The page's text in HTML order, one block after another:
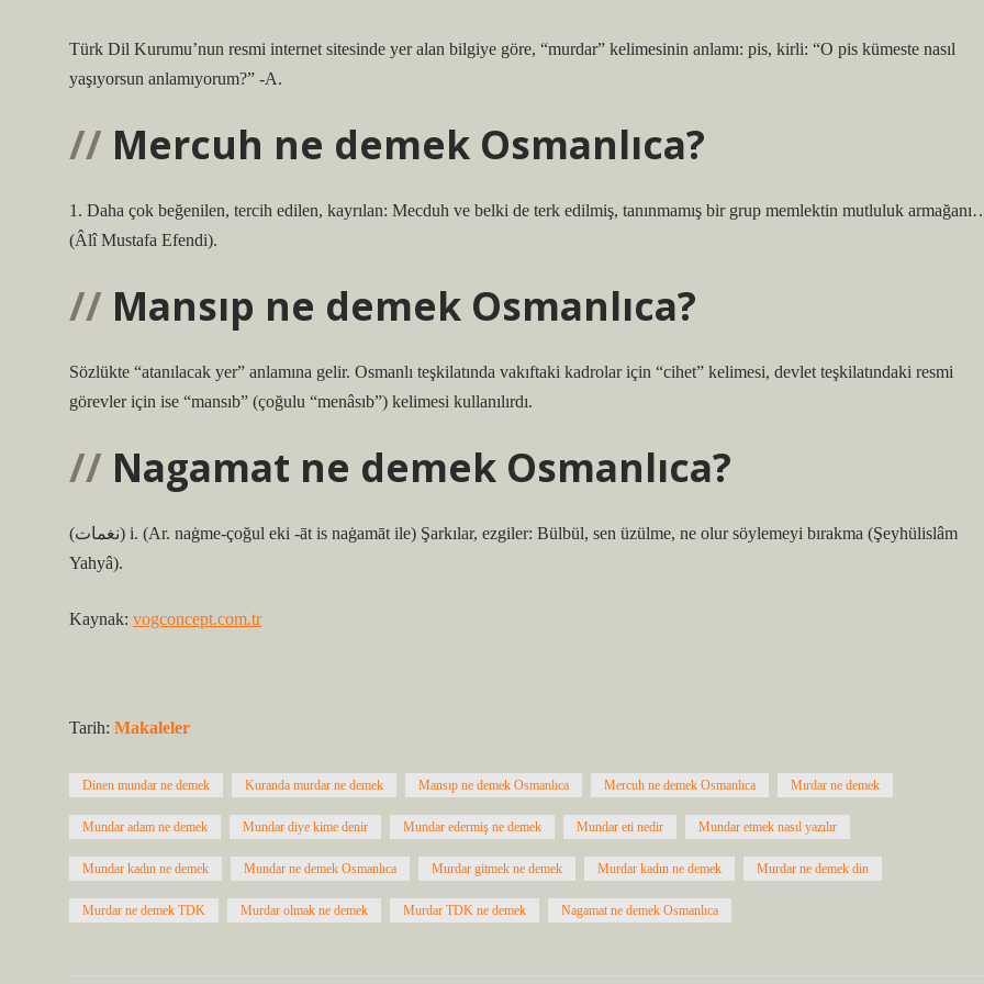
Türk Dil Kurumu’nun resmi internet sitesinde yer alan bilgiye göre, “murdar” kelimesinin anlamı: pis, kirli: “O pis kümeste nasıl
yaşıyorsun anlamıyorum?” -A.
Mercuh ne demek Osmanlıca?
1. Daha çok beğenilen, tercih edilen, kayrılan: Mecduh ve belki de terk edilmiş, tanınmamış bir grup memlektin mutluluk
(Âlî Mustafa Efendi).
Mansıp ne demek Osmanlıca?
Sözlükte “atanılacak yer” anlamına gelir. Osmanlı teşkilatında vakıftaki kadrolar için “cihet” kelimesi, devlet teşkilatındaki resmi
görevler için ise “mansıb” (çoğulu “menâsıb”) kelimesi kullanılırdı.
Nagamat ne demek Osmanlıca?
(ﻧﻐﻤﺎﺕ) i. (Ar. naġme-çoğul eki -āt is naġamāt ile) Şarkılar, ezgiler: Bülbül, sen üzülme, ne olur söylemeyi bırakma (Şeyhülislâm
Yahyâ).
Kaynak: vogconcept.com.tr
Tarih: Makaleler
Dinen mundar ne demek Kuranda murdar ne demek Mansıp ne demek Osmanlıca Mercuh ne demek Osmanlıca Mırdar ne demek
Mundar adam ne demek Mundar diye kime denir Mundar edermiş ne demek Mundar eti nedir Mundar etmek nasıl yazılır
Mundar kadın ne demek Mundar ne demek Osmanlıca Murdar gitmek ne demek Murdar kadın ne demek Murdar ne demek din
Murdar ne demek TDK Murdar olmak ne demek Murdar TDK ne demek Nagamat ne demek Osmanlıca